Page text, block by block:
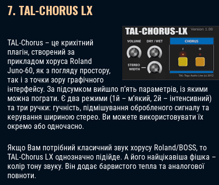
7. TAL-CHORUS LX
TAL-Chorus – це крихітний
плагін, створений за
прикладом хоруса Roland
Juno-60, як з погляду простору,
так і з точки зору графічного
інтерфейсу. За підсумком вийшло п’ять параметрів, із якими
можна пограти. Є два режими (1й – м’який, 2й – інтенсивний)
та три ручки: гучність, підмішування обробленого сигналу та
керування шириною стерео. Ви можете використовувати їх
окремо або одночасно.
Якщо Вам потрібний класичний звук хорусу Roland/BOSS, то
TAL-Chorus LX однозначно підійде. А його найцікавіша фішка –
колір тону звуку. Він додає барвистого тепла та аналогової
повноти.